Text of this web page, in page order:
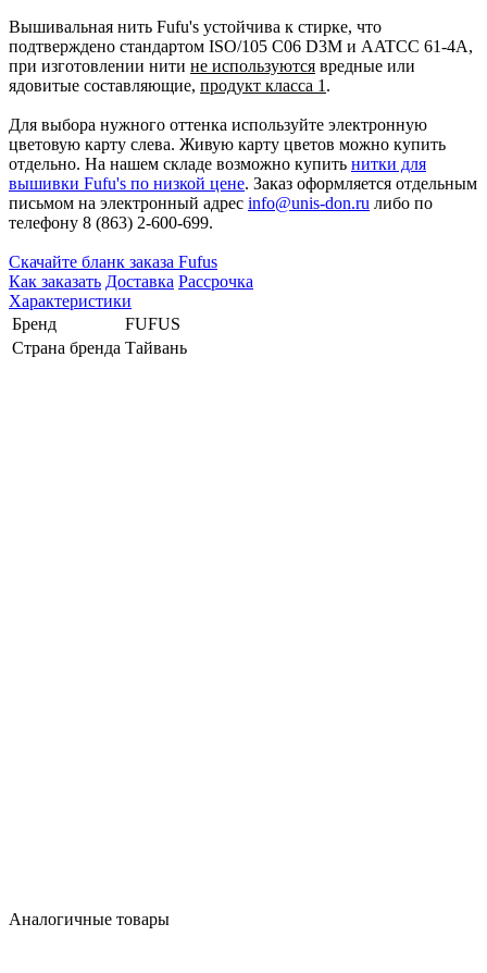
Вышивальная нить Fufu's устойчива к стирке, что
подтверждено стандартом ISO/105 C06 D3M и AATCC 61-4A,
при изготовлении нити не используются вредные или
ядовитые составляющие, продукт класса 1 .
Для выбора нужного оттенка используйте электронную
цветовую карту слева. Живую карту цветов можно купить
отдельно. На нашем складе возможно купить нитки для
вышивки Fufu's по низкой цене. Заказ оформляется отдельным
письмом на электронный адрес info@unis-don.ru либо по
телефону 8 (863) 2-600-699.
Cкачайте бланк заказа Fufus
Как заказать Доставка Рассрочка
Характеристики
Бренд
FUFUS
Страна бренда Тайвань
Аналогичные товары